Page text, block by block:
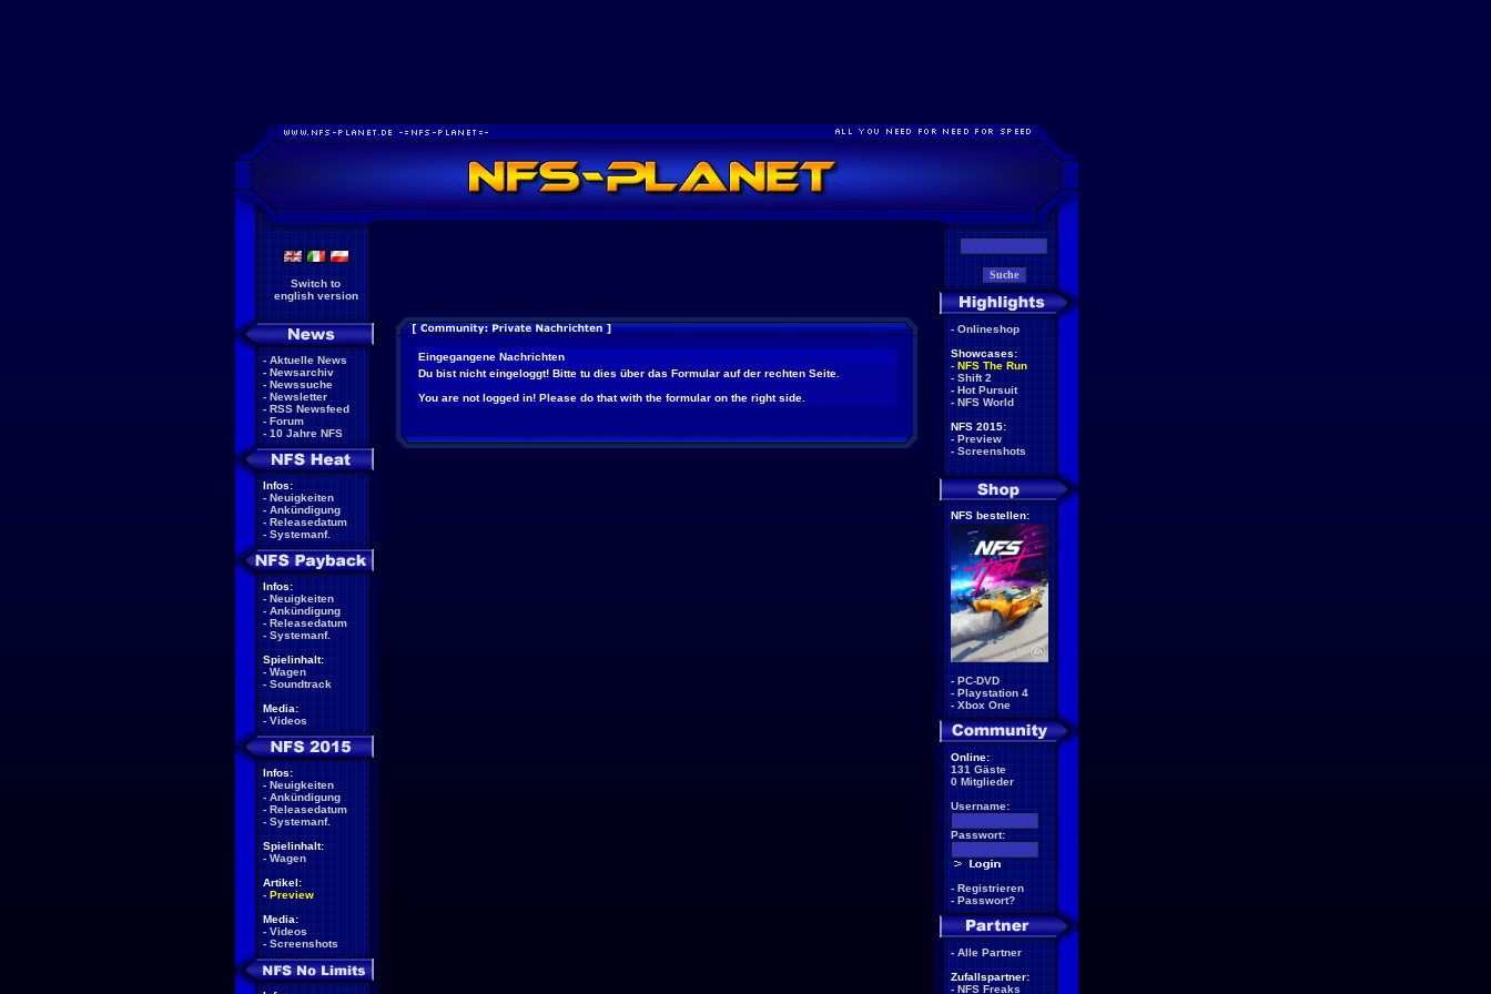
Switch to
english version
- Aktuelle News
- Newsarchiv
- Newssuche
- Newsletter
- RSS Newsfeed
- Forum
- 10 Jahre NFS
Infos:
- Neuigkeiten
- Ankündigung
- Releasedatum
- Systemanf.
Infos:
- Neuigkeiten
- Ankündigung
- Releasedatum
- Systemanf.
Spielinhalt:
- Wagen
- Soundtrack
Media:
- Videos
Infos:
- Neuigkeiten
- Ankündigung
- Releasedatum
- Systemanf.
Spielinhalt:
- Wagen
Artikel:
- Preview
Media:
- Videos
- Screenshots
Eingegangene Nachrichten
Du bist nicht eingeloggt! Bitte tu dies über das Formular auf der rechten Seite.
You are not logged in! Please do that with the formular on the right side.
- Onlineshop
Showcases:
- NFS The Run
- Shift 2
- Hot Pursuit
- NFS World
NFS 2015:
- Preview
- Screenshots
NFS bestellen:
- PC-DVD
- Playstation 4
- Xbox One
Online:
131 Gäste
0 Mitglieder
Username:
Passwort:
- Registrieren
- Passwort?
- Alle Partner
Zufallspartner:
- NFS Freaks